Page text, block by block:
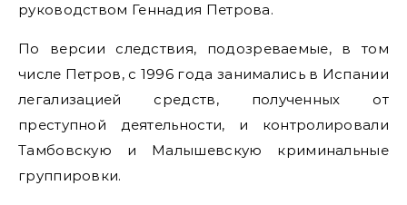
руководством Геннадия Петрова.
По версии следствия, подозреваемые, в том
числе Петров, с 1996 года занимались в Испании
легализацией средств, полученных от
преступной деятельности, и контролировали
Тамбовскую и Малышевскую криминальные
группировки.